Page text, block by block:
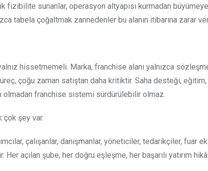
fizibilite sunanlar, operasyon altyapısı kurmadan
tabela çoğaltmak zannedenler bu alanın itibarına zarar
hissetmemeli. Marka, franchise alanı yalnızca
çoğu zaman satıştan daha kritiktir. Saha desteği,
franchise sistemi sürdürülebilir olmaz.
çok şey var.
çalışanlar, danışmanlar, yöneticiler, tedarikçiler, fuar
açılan şube, her doğru eşleşme, her başarılı yatırım